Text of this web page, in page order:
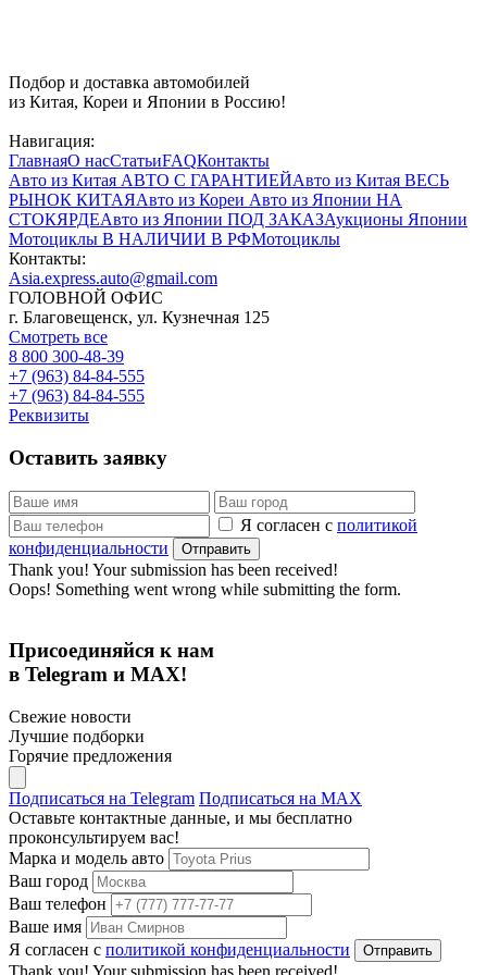
Подбор и доставка автомобилей
из Китая, Кореи и Японии в Россию!
Навигация:
ГлавнаяО насСтатьиFAQКонтакты
Авто из Китая АВТО С ГАРАНТИЕЙАвто из Китая ВЕСЬ
РЫНОК КИТАЯАвто из Кореи Авто из Японии НА
СТОКЯРДЕАвто из Японии ПОД ЗАКАЗАукционы Японии
Мотоциклы В НАЛИЧИИ В РФМотоциклы
Контакты:
Asia.express.auto@gmail.com
ГОЛОВНОЙ ОФИС
г. Благовещенск, ул. Кузнечная 125
Смотреть все
8 800 300-48-39
+7 (963) 84-84-555
+7 (963) 84-84-555
Реквизиты
Оставить заявку
Я согласен с политикой
конфиденциальности
Thank you! Your submission has been received!
Oops! Something went wrong while submitting the form.
Присоединяйся к нам
в Telegram и MAX!
Свежие новости
Лучшие подборки
Горячие предложения
Подписаться на Telegram Подписаться на MAX
Оставьте контактные данные, и мы бесплатно
проконсультируем вас!
Марка и модель авто
Ваш город
Ваш телефон
Ваше имя
Я согласен с политикой конфиденциальности